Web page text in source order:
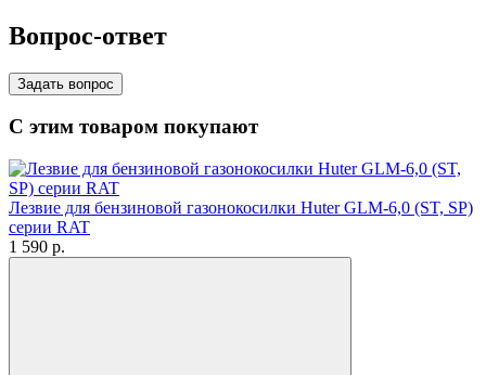
Вопрос-ответ
Задать вопрос
С этим товаром покупают
Лезвие для бензиновой газонокосилки Huter GLM-6,0 (ST, SP)
серии RAT
1 590 p.